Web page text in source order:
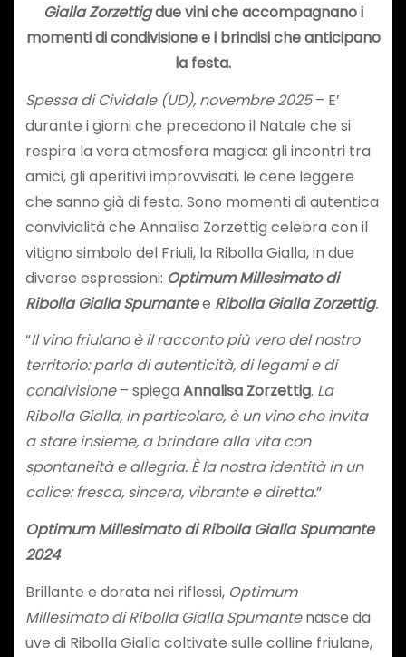
Gialla Zorzettigdue vini che accompagnano i
momenti di condivisione e i brindisi che anticipano
la festa.
Spessa di Cividale (UD), novembre 2025– E’
durante i giorni che precedono il Natale che si
respira la vera atmosfera magica: gli incontri tra
amici, gli aperitivi improvvisati, le cene leggere
che sanno già di festa. Sono momenti di autentica
convivialità che Annalisa Zorzettig celebra con il
vitigno simbolo del Friuli, la Ribolla Gialla, in due
diverse espressioni: Optimum Millesimato di
Ribolla Gialla Spumantee Ribolla Gialla Zorzettig.
“Il vino friulano è il racconto più vero del nostro
territorio: parla di autenticità, di legami e di
condivisione– spiega Annalisa Zorzettig. La
Ribolla Gialla, in particolare, è un vino che invita
a stare insieme, a brindare alla vita con
spontaneità e allegria. È la nostra identità in un
calice: fresca, sincera, vibrante e diretta.”
Optimum Millesimato di Ribolla Gialla Spumante
2024
Brillante e dorata nei riflessi, Optimum
Millesimato di Ribolla Gialla Spumantenasce da
uve di Ribolla Gialla coltivate sulle colline friulane,